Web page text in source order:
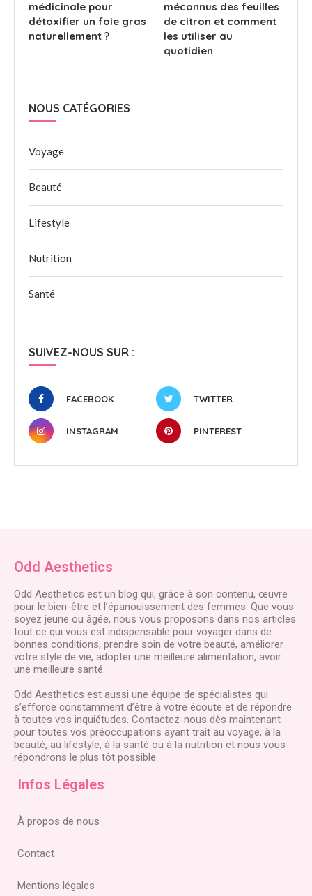
médicinale pour
détoxifier un foie gras
naturellement ?
méconnus des feuilles
de citron et comment
les utiliser au
quotidien
NOUS CATÉGORIES
Voyage
Beauté
Lifestyle
Nutrition
Santé
SUIVEZ-NOUS SUR :
FACEBOOK TWITTER
INSTAGRAM PINTEREST
Odd Aesthetics
Odd Aesthetics est un blog qui, grâce à son contenu, œuvre
pour le bien-être et l’épanouissement des femmes. Que vous
soyez jeune ou âgée, nous vous proposons dans nos articles
tout ce qui vous est indispensable pour voyager dans de
bonnes conditions, prendre soin de votre beauté, améliorer
votre style de vie, adopter une meilleure alimentation, avoir
une meilleure santé.
Odd Aesthetics est aussi une équipe de spécialistes qui
s’efforce constamment d’être à votre écoute et de répondre
à toutes vos inquiétudes. Contactez-nous dès maintenant
pour toutes vos préoccupations ayant trait au voyage, à la
beauté, au lifestyle, à la santé ou à la nutrition et nous vous
répondrons le plus tôt possible.
Infos Légales
À propos de nous
Contact
Mentions légales